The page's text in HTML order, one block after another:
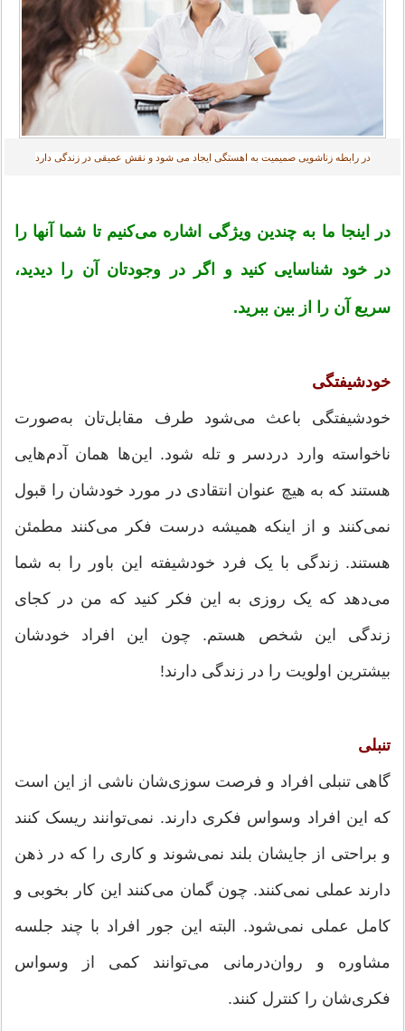
در رابطه زناشویی صمیمیت به اهستگی ایجاد می شود و نقش عمیقی در زندگی دارد
در اینجا ما به چندین ویژگی اشاره می‌کنیم تا شما آنها را
در خود شناسایی کنید و اگر در وجودتان آن را دیدید،
سریع آن را از بین ببرید.
خودشیفتگی
خودشیفتگی باعث می‌شود طرف مقابل‌تان به‌صورت
ناخواسته وارد دردسر و تله شود. این‌ها همان آدم‌هایی
هستند که به هیچ عنوان انتقادی در مورد خودشان را قبول
نمی‌کنند و از اینکه همیشه درست فکر می‌کنند مطمئن
هستند. زندگی با یک فرد خودشیفته این باور را به شما
می‌دهد که یک روزی به این فکر کنید که من در کجای
زندگی این شخص هستم. چون این افراد خودشان
بیشترین اولویت را در زندگی دارند!
تنبلی
گاهی تنبلی افراد و فرصت سوزی‌شان ناشی از این است
که این افراد وسواس فکری دارند. نمی‌توانند ریسک کنند
و براحتی از جایشان بلند نمی‌شوند و کاری را که در ذهن
دارند عملی نمی‌کنند. چون گمان می‌کنند این کار بخوبی و
کامل عملی نمی‌شود. البته این جور افراد با چند جلسه
مشاوره و روان‌درمانی می‌توانند کمی از وسواس
فکری‌شان را کنترل کنند.